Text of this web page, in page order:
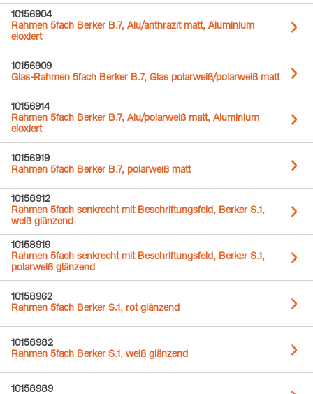
10156904
Rahmen 5fach Berker B.7, Alu/anthrazit matt, Aluminium
eloxiert
10156909
Glas-Rahmen 5fach Berker B.7, Glas polarweiß/polarweiß matt
10156914
Rahmen 5fach Berker B.7, Alu/polarweiß matt, Aluminium
eloxiert
10156919
Rahmen 5fach Berker B.7, polarweiß matt
10158912
Rahmen 5fach senkrecht mit Beschriftungsfeld, Berker S.1,
weiß glänzend
10158919
Rahmen 5fach senkrecht mit Beschriftungsfeld, Berker S.1,
polarweiß glänzend
10158962
Rahmen 5fach Berker S.1, rot glänzend
10158982
Rahmen 5fach Berker S.1, weiß glänzend
10158989